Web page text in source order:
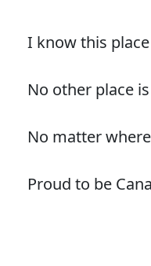
I know this
No other place
No matter
Proud to be